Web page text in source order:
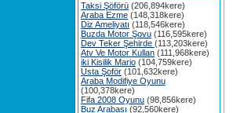
Taksi Şöförü (206,894kere)
Araba Ezme (148,318kere)
Diz Ameliyatı (118,546kere)
Buzda Motor Şovu (116,595kere)
Dev Teker Şehirde (113,203kere)
Atv Ve Motor Kullan (111,968kere)
iki Kisilik Mario (104,759kere)
Usta Şoför (101,632kere)
Araba Modifiye Oyunu
(100,378kere)
Fifa 2008 Oyunu (98,856kere)
Buz Arabası (92,560kere)